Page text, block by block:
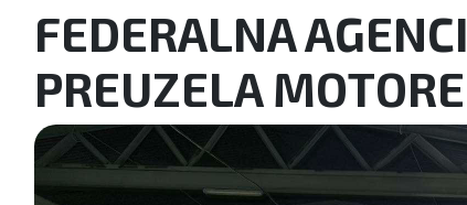
FEDERALNA
PREUZELA